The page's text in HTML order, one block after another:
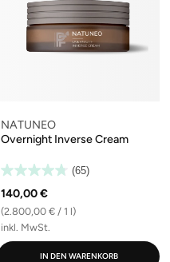
NATUNEO
Overnight Inverse Cream
(65)
140,00 €
(2.800,00 € / 1 l)
inkl. MwSt.
IN DEN WARENKORB